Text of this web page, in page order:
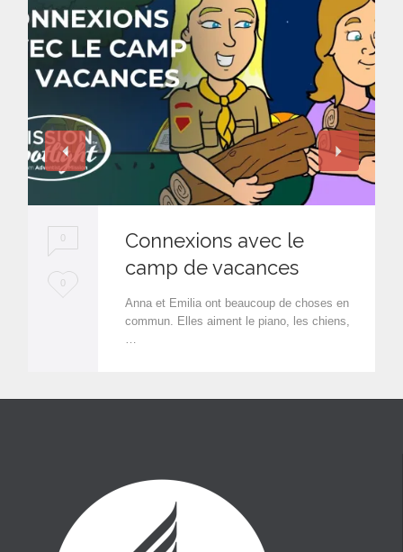
0
L
i
0
Connexions avec le
camp de vacances
Anna et Emilia ont beaucoup de choses en
commun. Elles aiment le piano, les chiens,
…